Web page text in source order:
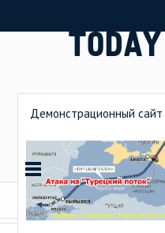
Демонстрационный сайт